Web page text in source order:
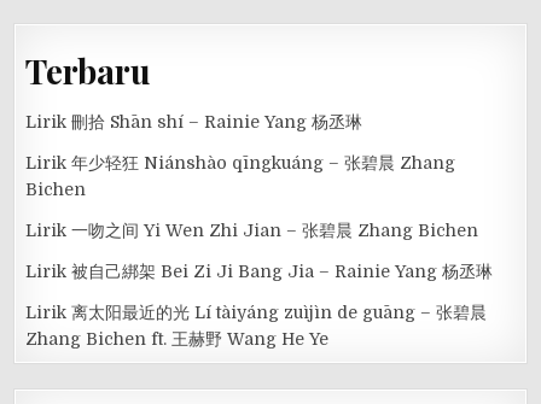
Terbaru
Lirik 刪拾 Shān shí – Rainie Yang 杨丞琳
Lirik 年少轻狂 Niánshào qīngkuáng – 张碧晨 Zhang
Bichen
Lirik 一吻之间 Yi Wen Zhi Jian – 张碧晨 Zhang Bichen
Lirik 被自己綁架 Bei Zi Ji Bang Jia – Rainie Yang 杨丞琳
Lirik 离太阳最近的光 Lí tàiyáng zuìjìn de guāng – 张碧晨
Zhang Bichen ft. 王赫野 Wang He Ye